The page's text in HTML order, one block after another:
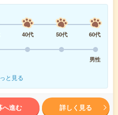
40代 50代
60代
男性
と見る
へ進む 詳しく見る